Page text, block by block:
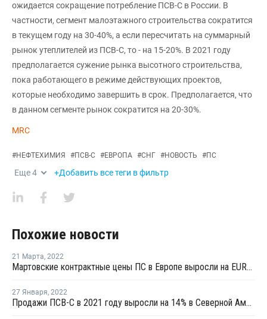
ожидается сокращение потребление ПСВ-С в России. В
частности, сегмент малоэтажного строительства сократится
в текущем году на 30-40%, а если пересчитать на суммарный
рынок утеплителей из ПСВ-С, то - на 15-20%. В 2021 году
предполагается сужение рынка высотного строительства,
пока работающего в режиме действующих проектов,
которые необходимо завершить в срок. Предполагается, что
в данном сегменте рынок сократится на 20-30%.
MRC
#НЕФТЕХИМИЯ #ПСВ-С #ЕВРОПА #СНГ #НОВОСТЬ #ПС
Еще4 +Добавить все теги в фильтр
Похожие новости
21 Марта, 2022
Мартовские контрактные цены ПС в Европе выросли на EUR85-120 за тонну
27 Января, 2022
Продажи ПСВ-С в 2021 году выросли на 14% в Северной Америке